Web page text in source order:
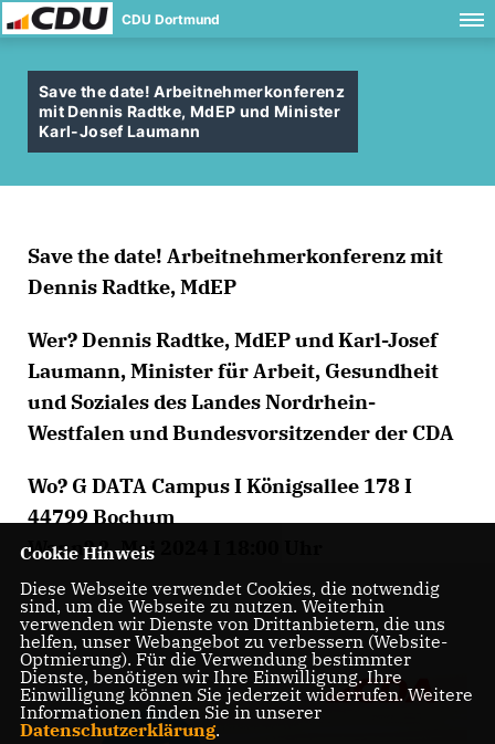
CDU Dortmund
Save the date! Arbeitnehmerkonferenz
mit Dennis Radtke, MdEP und Minister
Karl-Josef Laumann
Save the date! Arbeitnehmerkonferenz mit
Dennis Radtke, MdEP
Wer? Dennis Radtke, MdEP und Karl-Josef
Laumann, Minister für Arbeit, Gesundheit
und Soziales des Landes Nordrhein-
Westfalen und Bundesvorsitzender der CDA
Wo? G DATA Campus I Königsallee 178 I
44799 Bochum
Wann? 2. Mai 2024 I 18:00 Uhr
Cookie Hinweis
Diese Webseite verwendet Cookies, die notwendig
sind, um die Webseite zu nutzen. Weiterhin
verwenden wir Dienste von Drittanbietern, die uns
helfen, unser Webangebot zu verbessern (Website-
Optmierung). Für die Verwendung bestimmter
Dienste, benötigen wir Ihre Einwilligung. Ihre
Einwilligung können Sie jederzeit widerrufen. Weitere
Informationen finden Sie in unserer
Datenschutzerklärung.